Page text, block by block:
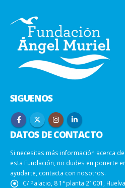
SIGUENOS
DATOS DE CONTACTO
Si necesitas más información acerca
esta Fundación, no dudes en ponerte
ayudarte, contacta con nosotros.
C/ Palacio, 8 1ª planta 21001, Huelva